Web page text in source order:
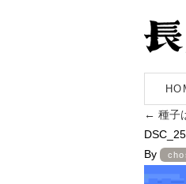
← 種子
By